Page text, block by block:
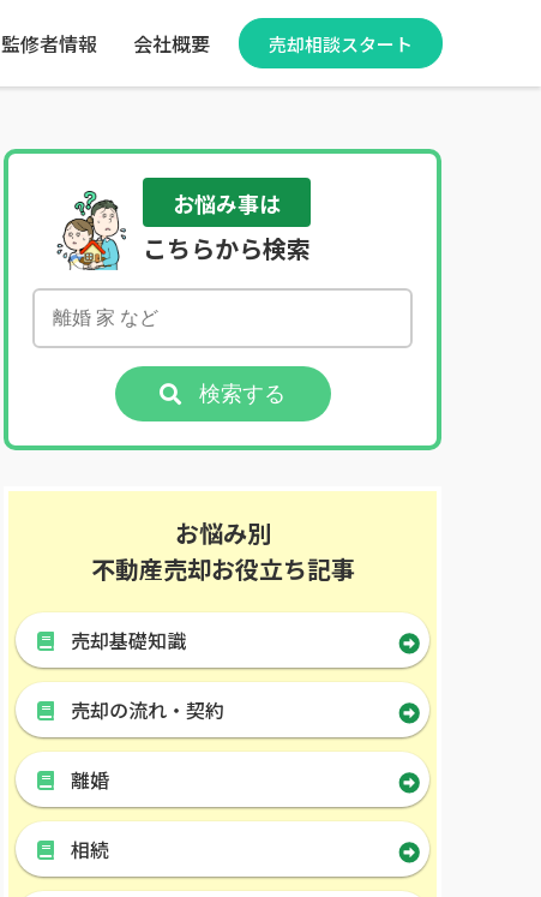
監修者情報 会社概要 売却相談スタート
お悩み事は
こちらから検索
検索する
お悩み別
不動産売却お役立ち記事
売却基礎知識
売却の流れ・契約
離婚
相続